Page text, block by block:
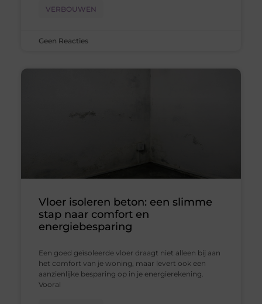
VERBOUWEN
Geen Reacties
Vloer isoleren beton: een slimme
stap naar comfort en
energiebesparing
Een goed geïsoleerde vloer draagt niet alleen bij aan
het comfort van je woning, maar levert ook een
aanzienlijke besparing op in je energierekening.
Vooral